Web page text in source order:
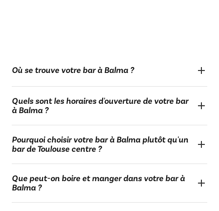
Où se trouve votre bar à Balma ?
Quels sont les horaires d'ouverture de votre bar
à Balma ?
Pourquoi choisir votre bar à Balma plutôt qu'un
bar de Toulouse centre ?
Que peut-on boire et manger dans votre bar à
Balma ?